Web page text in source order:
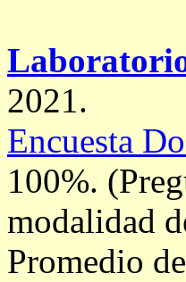
2021.
Encuesta
100%.
modalidad
Promedio